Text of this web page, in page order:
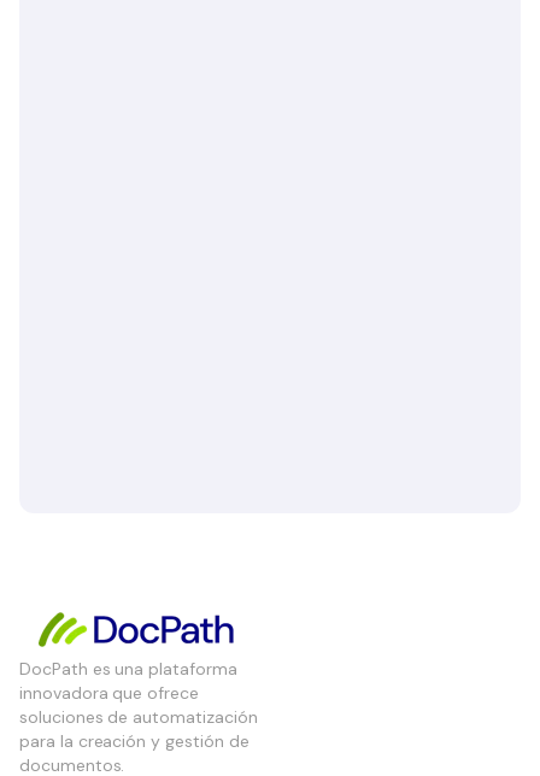
DocPath es una plataforma
innovadora que ofrece
soluciones de automatización
para la creación y gestión de
documentos.